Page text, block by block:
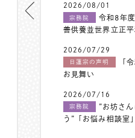
2026/08/01
宗務院
令和8年
善供養並世界立正
2026/07/29
日蓮宗の声明
「
お見舞い
2026/07/16
宗務院
”お坊さ
う”「お悩み相談室